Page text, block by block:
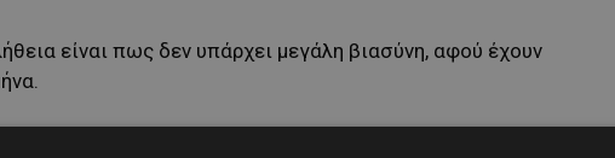
είναι πως δεν υπάρχει μεγάλη βιασύνη, αφού έχουν